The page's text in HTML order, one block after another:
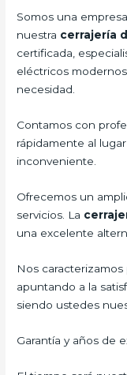
Somos una
nuestra cerrajería
certificada,
eléctricos
necesidad.
Contamos con
rápidamente al
inconveniente.
Ofrecemos un
servicios. La
una excelente
Nos
apuntando a la
siendo ustedes
Garantía y años de